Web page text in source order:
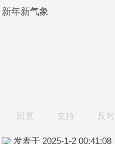
新年新气象
回复 支持 反对
发表于 2025-1-2 00:41:08